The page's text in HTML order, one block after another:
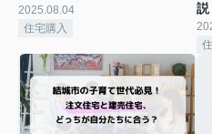
2025.08.04
住宅購入
説